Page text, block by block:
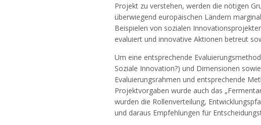
Projekt zu verstehen, werden die nötigen
überwiegend europäischen Ländern
Beispielen von sozialen
evaluiert und innovative Aktionen betreut
Um eine entsprechende
Soziale Innovation?) und Dimensionen
Evaluierungsrahmen und entsprechende
Projektvorgaben wurde auch das
wurden die Rollenverteilung,
und daraus Empfehlungen für